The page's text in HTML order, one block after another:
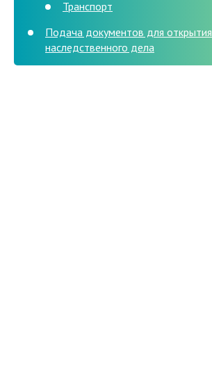
Транспорт
Подача документов для открытия
наследственного дела